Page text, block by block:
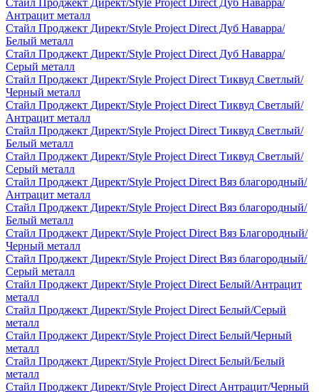
Стайл Проджект Директ/Style Project Direct Дуб Наварра/
Антрацит металл
Стайл Проджект Директ/Style Project Direct Дуб Наварра/
Белый металл
Стайл Проджект Директ/Style Project Direct Дуб Наварра/
Серый металл
Стайл Проджект Директ/Style Project Direct Тиквуд Светлый/
Черный металл
Стайл Проджект Директ/Style Project Direct Тиквуд Светлый/
Антрацит металл
Стайл Проджект Директ/Style Project Direct Тиквуд Светлый/
Белый металл
Стайл Проджект Директ/Style Project Direct Тиквуд Светлый/
Серый металл
Стайл Проджект Директ/Style Project Direct Вяз благородный/
Антрацит металл
Стайл Проджект Директ/Style Project Direct Вяз благородный/
Белый металл
Стайл Проджект Директ/Style Project Direct Вяз Благородный/
Черный металл
Стайл Проджект Директ/Style Project Direct Вяз благородный/
Серый металл
Стайл Проджект Директ/Style Project Direct Белый/Антрацит
металл
Стайл Проджект Директ/Style Project Direct Белый/Серый
металл
Стайл Проджект Директ/Style Project Direct Белый/Черный
металл
Стайл Проджект Директ/Style Project Direct Белый/Белый
металл
Стайл Проджект Директ/Style Project Direct Антрацит/Черный